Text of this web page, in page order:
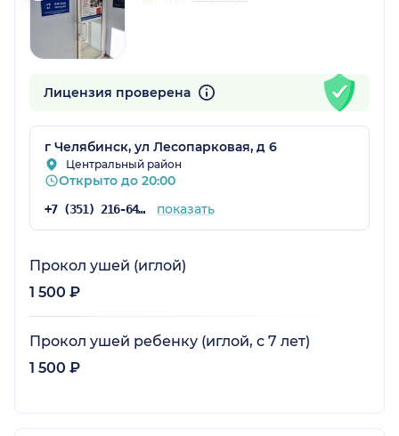
Лицензия проверена
г Челябинск, ул Лесопарковая, д 6
Центральный район
Открыто до 20:00
+7 (351) 216-64-16 показать
Прокол ушей (иглой)
1 500 ₽
Прокол ушей ребенку (иглой, с 7 лет)
1 500 ₽